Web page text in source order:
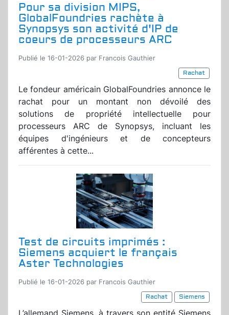
Pour sa division MIPS,
GlobalFoundries rachète à
Synopsys son activité d'IP de
coeurs de processeurs ARC
Publié le 16-01-2026 par Francois Gauthier
Rachat
Le fondeur américain GlobalFoundries annonce le
rachat pour un montant non dévoilé des
solutions de propriété intellectuelle pour
processeurs ARC de Synopsys, incluant les
équipes d'ingénieurs et de concepteurs
afférentes à cette...
Test de circuits imprimés :
Siemens acquiert le français
Aster Technologies
Publié le 16-01-2026 par Francois Gauthier
Rachat
Siemens